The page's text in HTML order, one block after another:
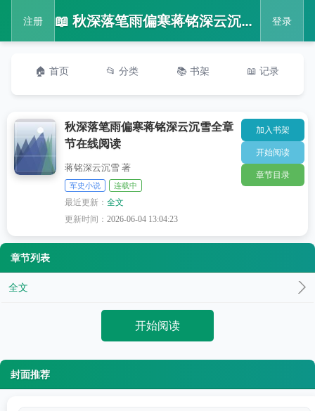
注册 📖 秋深落笔雨偏寒蒋铭深云沉雪全章节在线阅读 登录
🏠 首页 📂 分类 📚 书架 📖 记录
秋深落笔雨偏寒蒋铭深云沉雪全章
节在线阅读
蒋铭深云沉雪 著
军史小说 连载中
最近更新：全文
更新时间：2026-06-04 13:04:23
加入书架
开始阅读
章节目录
章节列表
全文
开始阅读
封面推荐